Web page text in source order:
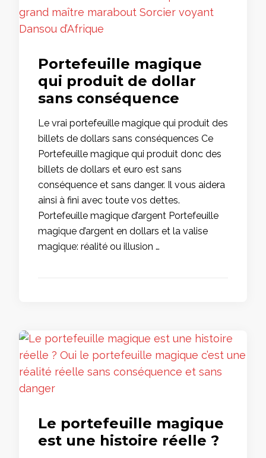
Portefeuille magique
qui produit de dollar
sans conséquence
Le vrai portefeuille magique qui produit des
billets de dollars sans conséquences Ce
Portefeuille magique qui produit donc des
billets de dollars et euro est sans
conséquence et sans danger. Il vous aidera
ainsi à fini avec toute vos dettes.
Portefeuille magique d’argent Portefeuille
magique d’argent en dollars et la valise
magique: réalité ou illusion …
Le portefeuille magique
est une histoire réelle ?